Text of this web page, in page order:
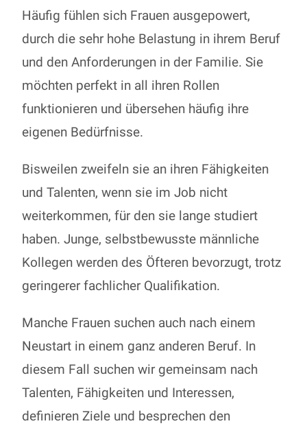
Häufig fühlen sich Frauen ausgepowert,
durch die sehr hohe Belastung in ihrem Beruf
und den Anforderungen in der Familie. Sie
möchten perfekt in all ihren Rollen
funktionieren und übersehen häufig ihre
eigenen Bedürfnisse.
Bisweilen zweifeln sie an ihren Fähigkeiten
und Talenten, wenn sie im Job nicht
weiterkommen, für den sie lange studiert
haben. Junge, selbstbewusste männliche
Kollegen werden des Öfteren bevorzugt, trotz
geringerer fachlicher Qualifikation.
Manche Frauen suchen auch nach einem
Neustart in einem ganz anderen Beruf. In
diesem Fall suchen wir gemeinsam nach
Talenten, Fähigkeiten und Interessen,
definieren Ziele und besprechen den